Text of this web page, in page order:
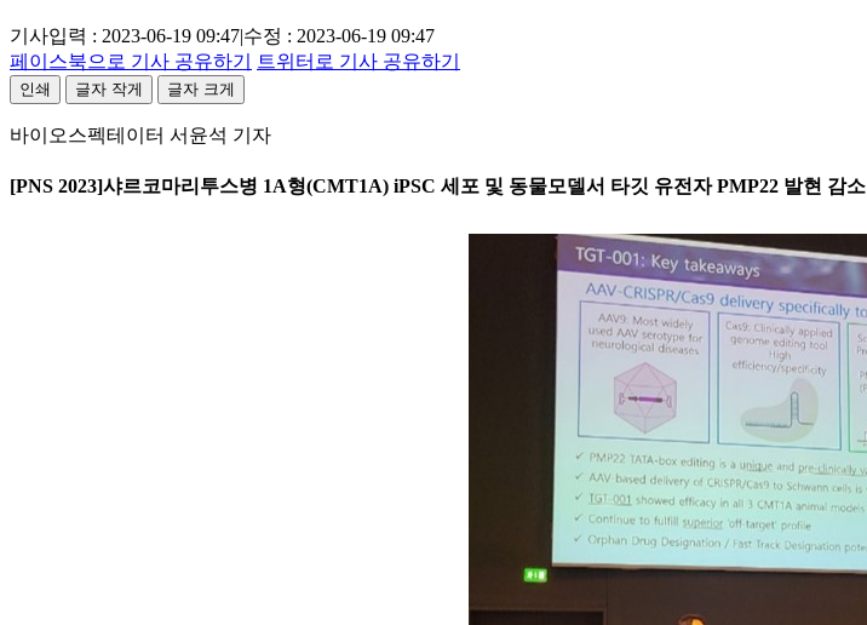
기사입력 : 2023-06-19 09:47|수정 : 2023-06-19 09:47
페이스북으로 기사 공유하기
트위터로 기사 공유하기
인쇄 글자 작게 글자 크게
바이오스펙테이터 서윤석 기자
[PNS 2023]샤르코마리투스병 1A형(CMT1A) iPSC 세포 및 동물모델서 타깃 유전자 PMP22 발현 감소